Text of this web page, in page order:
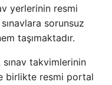
yerlerinin resmi
sorunsuz
taşımaktadır.
sınav takvimlerinin
birlikte resmi portal